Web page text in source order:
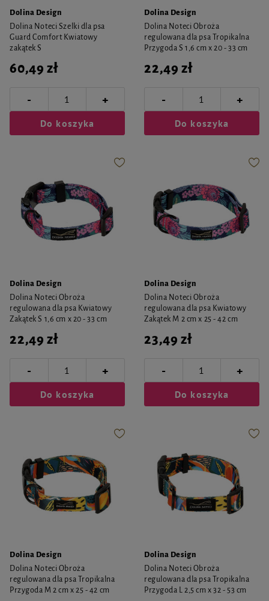
Dolina Design
Dolina Noteci Szelki dla psa
Guard Comfort Kwiatowy
zakątek S
60,49 zł
- +
Do koszyka
Dolina Design
Dolina Noteci Obroża
regulowana dla psa Tropikalna
Przygoda S 1,6 cm x 20 - 33 cm
22,49 zł
- +
Do koszyka
Dolina Design
Dolina Noteci Obroża
regulowana dla psa Kwiatowy
Zakątek S 1,6 cm x 20 - 33 cm
22,49 zł
- +
Do koszyka
Dolina Design
Dolina Noteci Obroża
regulowana dla psa Kwiatowy
Zakątek M 2 cm x 25 - 42 cm
23,49 zł
- +
Do koszyka
Dolina Design
Dolina Noteci Obroża
regulowana dla psa Tropikalna
Przygoda M 2 cm x 25 - 42 cm
Dolina Design
Dolina Noteci Obroża
regulowana dla psa Tropikalna
Przygoda L 2,5 cm x 32 - 53 cm